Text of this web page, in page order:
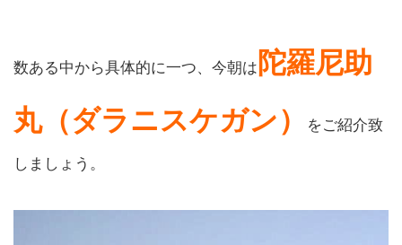
数ある中から具体的に一つ、今朝は 陀羅尼助
丸（ダラニスケガン）
をご紹介致
しましょう。